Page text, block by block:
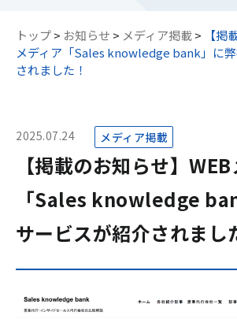
トップ> お知らせ > メディア掲載>
【掲
メディア「Sales knowledge bank」に
されました！
2025.07.24 メディア掲載
【掲載のお知らせ】
「Sales knowledge
サービスが紹介されまし